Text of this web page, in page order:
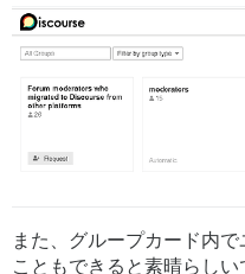
また、グループカード内
こともできると素晴らしい